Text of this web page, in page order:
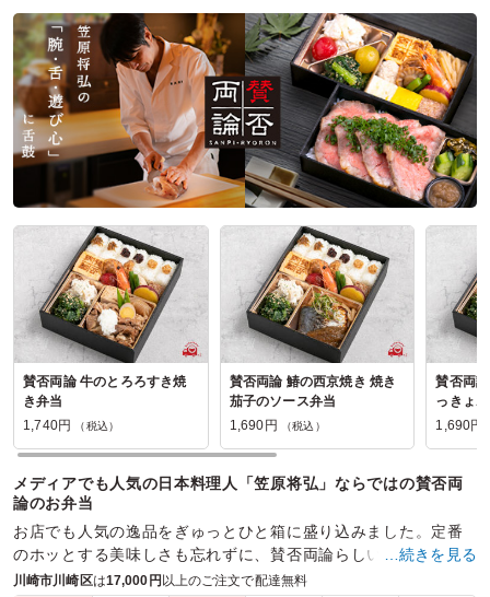
神奈川県川崎市川崎区東扇島2026/07/10
とんかつ まい泉の口コミをもっと見る
賛否両論 牛のとろろすき焼
き弁当
1,740円
（税込）
賛否両論 鰆の西京焼き 焼き
茄子のソース弁当
1,690円
（税込）
賛否両
っきょ
1,690円
メディアでも人気の日本料理人「笠原将弘」ならではの賛否両
論のお弁当
お店でも人気の逸品をぎゅっとひと箱に盛り込みました。定番
のホッとする美味しさも忘れずに、賛否両論らしい遊び心を散
りばめた、懐かしいけど新しい 笠原流の特製弁当です。
…続きを見る
川崎市川崎区は17,000円 以上のご注文で配達無料